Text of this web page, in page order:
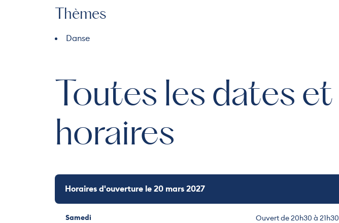
Thèmes
Danse
Toutes les dates et
horaires
Horaires d'ouverture le 20 mars 2027
Samedi Ouvert de 20h30 à 21h30